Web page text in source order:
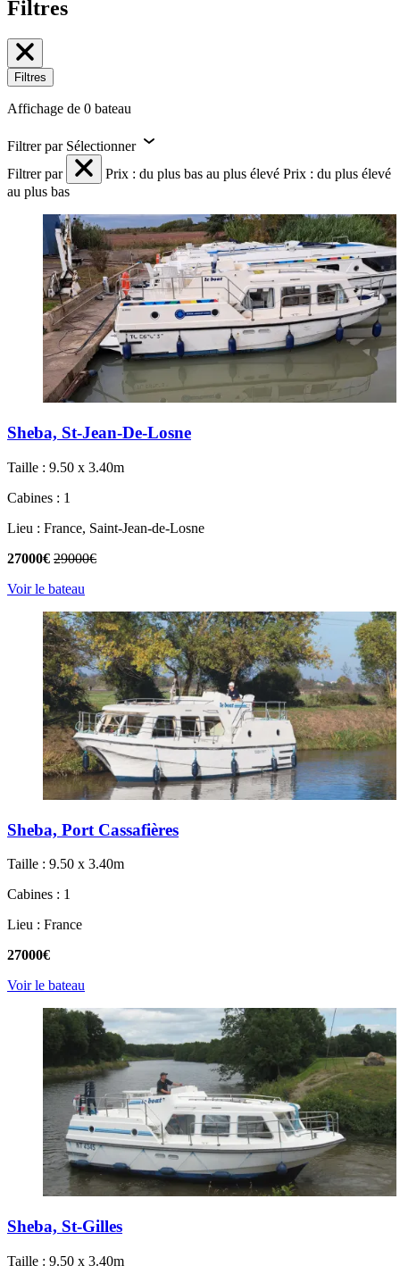
Filtres
Filtres
Affichage de 0 bateau
Filtrer par Sélectionner
Filtrer par
Prix : du plus bas au plus élevé Prix : du plus élevé
au plus bas
Sheba, St-Jean-De-Losne
Taille : 9.50 x 3.40m
Cabines : 1
Lieu : France, Saint-Jean-de-Losne
27000€ 29000€
Voir le bateau
Sheba, Port Cassafières
Taille : 9.50 x 3.40m
Cabines : 1
Lieu : France
27000€
Voir le bateau
Sheba, St-Gilles
Taille : 9.50 x 3.40m